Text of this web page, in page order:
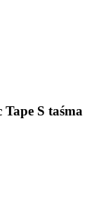
S taśma